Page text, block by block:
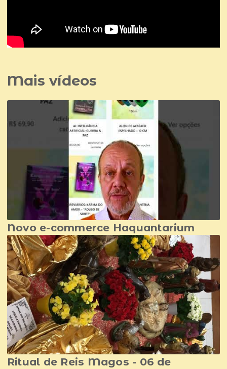
Mais vídeos
Novo e-commerce Haquantarium
Ritual de Reis Magos - 06 de